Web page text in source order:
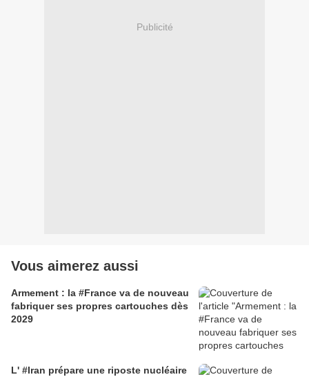
Publicité
Vous aimerez aussi
Armement : la #France va de nouveau
fabriquer ses propres cartouches dès
2029
L' #Iran prépare une riposte nucléaire